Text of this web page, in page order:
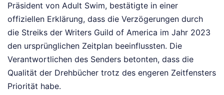
Präsident von Adult Swim, bestätigte in einer
offiziellen Erklärung, dass die Verzögerungen durch
die Streiks der Writers Guild of America im Jahr 2023
den ursprünglichen Zeitplan beeinflussten. Die
Verantwortlichen des Senders betonten, dass die
Qualität der Drehbücher trotz des engeren Zeitfensters
Priorität habe.